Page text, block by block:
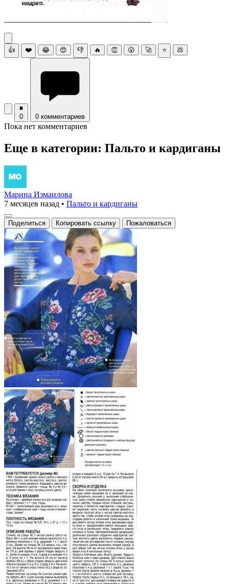
👍 ❤️ 😂 😍 👎 🔥 👏 😮 🚀 ⭐ 💩
0 0 комментариев
Пока нет комментариев
Еще в категории: Пальто и кардиганы
Марина Измаилова
7 месяцев назад • Пальто и кардиганы
Поделиться Копировать ссылку Пожаловаться